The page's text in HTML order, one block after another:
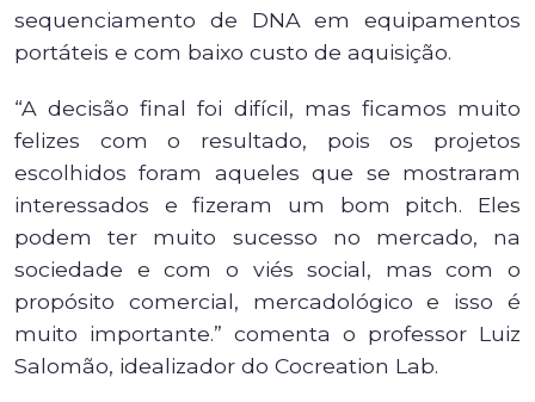
sequenciamento de DNA em equipamentos
portáteis e com baixo custo de aquisição.
“A decisão final foi difícil, mas ficamos muito
felizes com o resultado, pois os projetos
escolhidos foram aqueles que se mostraram
interessados e fizeram um bom pitch. Eles
podem ter muito sucesso no mercado, na
sociedade e com o viés social, mas com o
propósito comercial, mercadológico e isso é
muito importante.” comenta o professor Luiz
Salomão, idealizador do Cocreation Lab.